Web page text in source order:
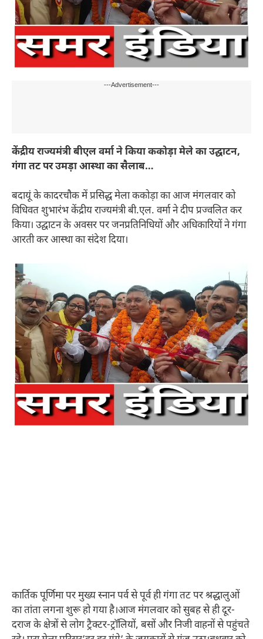
---Advertisement---
केंद्रीय राज्यमंत्री बीएल वर्मा ने किया ककोड़ा मेले का उद्घाटन,
गंगा तट पर उमड़ा आस्था का सैलाब…
बदायूं के कादरचौक में प्रसिद्ध मेला ककोड़ा का आज मंगलवार को
विधिवत शुभारंभ केंद्रीय राज्यमंत्री बी.एल. वर्मा ने दीप प्रज्वलित कर
किया। उद्घाटन के अवसर पर जनप्रतिनिधियों और अधिकारियों ने गंगा
आरती कर आस्था का संदेश दिया।
कार्तिक पूर्णिमा पर मुख्य स्नान पर्व से पूर्व ही गंगा तट पर श्रद्धालुओं
का तांता लगना शुरू हो गया है।आज मंगलवार को सुबह से ही दूर-
दराज के क्षेत्रों से लोग ट्रैक्टर-ट्रॉलियों, बसों और निजी वाहनों से पहुंचते